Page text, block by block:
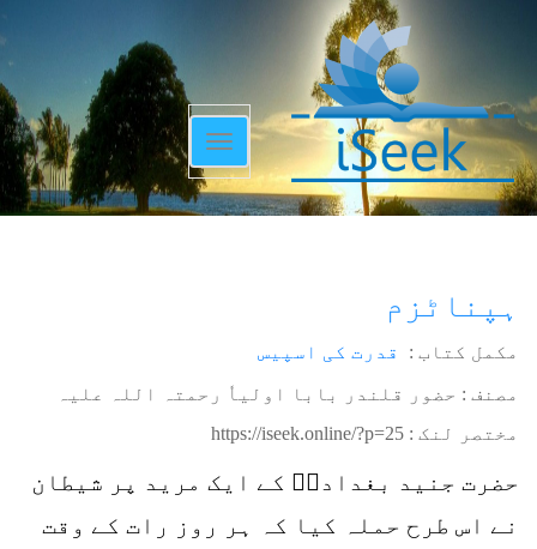
Toggle
navigation
ہپناٹزم
مکمل کتاب : قدرت کی اسپیس
مصنف : حضور قلندر بابا اولیاٗ رحمتہ اللہ علیہ
مختصر لنک : https://iseek.online/?p=25
حضرت جنید بغدادیؒ کے ایک مرید پر شیطان
نے اس طرح حملہ کیا کہ ہر روز رات کے وقت